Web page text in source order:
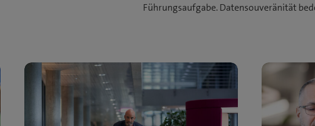
Führungsaufgabe. Datensouveränität